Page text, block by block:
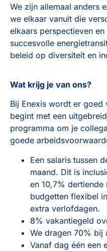
We zijn allemaal anders
we elkaar vanuit die
elkaars perspectieven
succesvolle
beleid op diversiteit en
Wat krijg je van ons?
Bij Enexis wordt er
begint met een
programma om je
goede
Een salaris tussen
maand. Dit is
en 10,7%
budgetten flexibel
extra verlofdagen.
8% vakantiegeld
We dragen 70% bij
Vanaf dag één een